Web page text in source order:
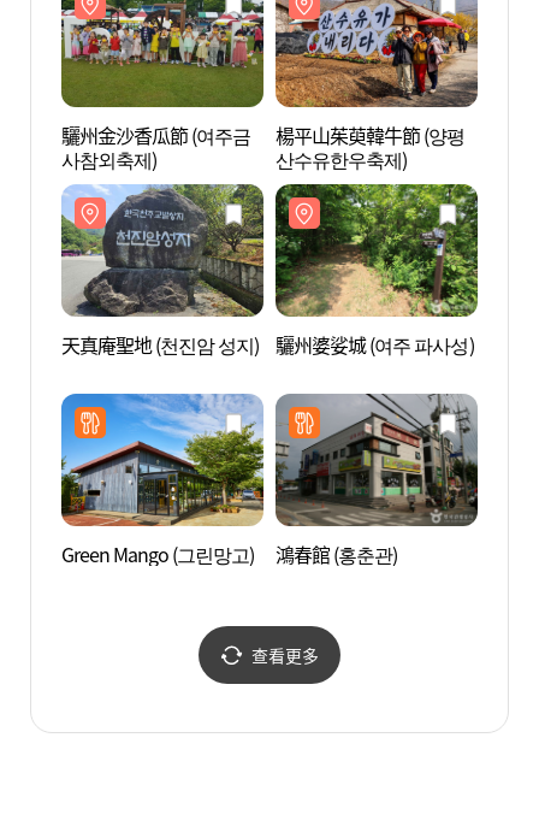
驪州金沙香瓜節 (여주금
사참외축제)
楊平山茱萸韓牛節 (양평
산수유한우축제)
天真庵聖地 (천진암 성지) 驪州婆娑城 (여주 파사성)
Green Mango (그린망고) 鴻春館 (홍춘관)
查看更多